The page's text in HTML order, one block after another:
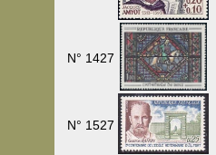
N° 1427
N° 1527